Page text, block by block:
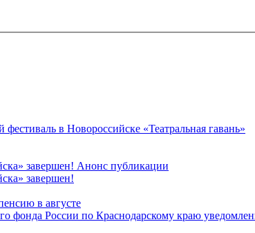
в Новороссийске «Театральная гавань»
завершен! Анонс публикации
завершен!
в августе
России по Краснодарскому краю